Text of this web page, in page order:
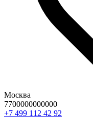
Москва
7700000000000
29 24 211 994 7+